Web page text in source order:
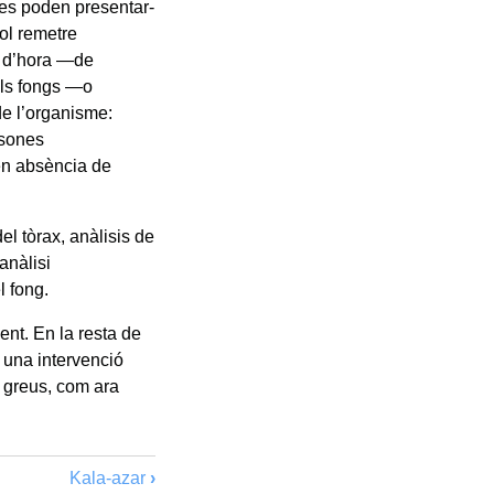
poden presentar-
remetre
—de
fongs —o
l’organisme:
absència de
tòrax, anàlisis de
fong.
En la resta de
intervenció
com ara
Kala-azar ›